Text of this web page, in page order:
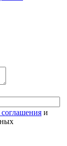
соглашения и